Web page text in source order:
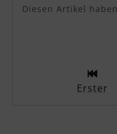
Diesen Artikel
Erster